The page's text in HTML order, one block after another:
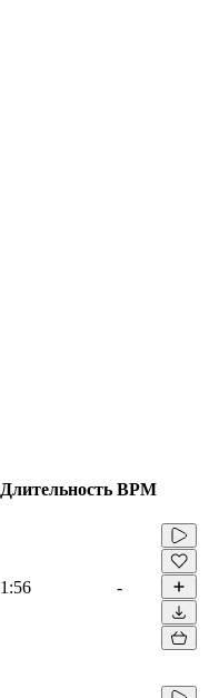
Длительность BPM
1:56 -